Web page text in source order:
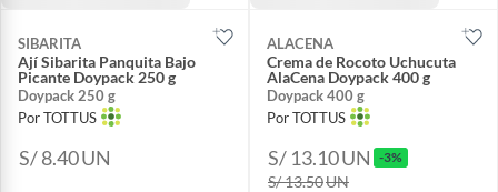
SIBARITA
Ají Sibarita Panquita Bajo
Picante Doypack 250 g
Doypack 250 g
Por TOTTUS
S/ 8.40UN
ALACENA
Crema de Rocoto Uchucuta
AlaCena Doypack 400 g
Doypack 400 g
Por TOTTUS
S/ 13.10UN -3%
S/ 13.50UN